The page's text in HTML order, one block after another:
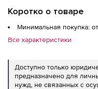
Коротко о товаре
Минимальная покупка:
Все характеристики
Доступно только
предназначено для
нужд, не связанных с